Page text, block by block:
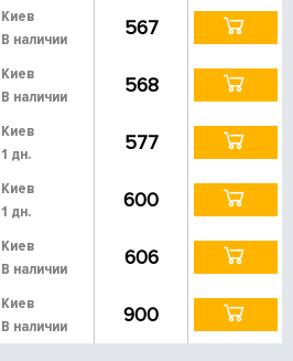
Киев
В наличии
567
Киев
В наличии
568
Киев
1 дн.
577
Киев
1 дн.
600
Киев
В наличии
606
Киев
В наличии
900